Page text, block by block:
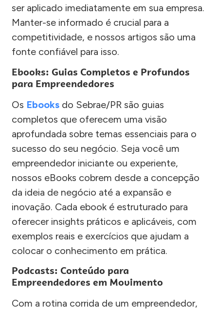
ser aplicado imediatamente em sua empresa.
Manter-se informado é crucial para a
competitividade, e nossos artigos são uma
fonte confiável para isso.
Ebooks: Guias Completos e Profundos
para Empreendedores
Os Ebooks do Sebrae/PR são guias
completos que oferecem uma visão
aprofundada sobre temas essenciais para o
sucesso do seu negócio. Seja você um
empreendedor iniciante ou experiente,
nossos eBooks cobrem desde a concepção
da ideia de negócio até a expansão e
inovação. Cada ebook é estruturado para
oferecer insights práticos e aplicáveis, com
exemplos reais e exercícios que ajudam a
colocar o conhecimento em prática.
Podcasts: Conteúdo para
Empreendedores em Movimento
Com a rotina corrida de um empreendedor,